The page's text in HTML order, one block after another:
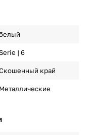
Serie | 6
край
Металлические